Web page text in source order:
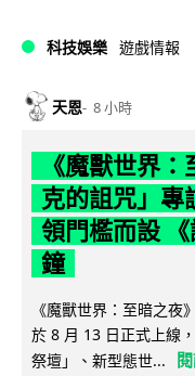
科技娛樂 遊戲情報
天恩 8 小時
《魔獸世界
克的詛咒」專
領門檻而設
鐘
《魔獸世界：至暗之夜
於 8 月 13 日正式上線
祭壇」、新型態世...